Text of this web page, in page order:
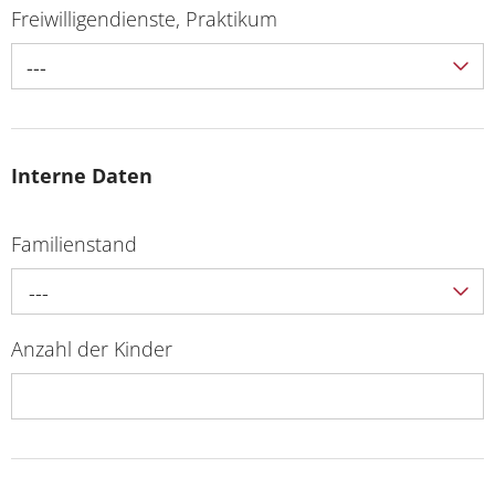
Freiwilligendienste, Praktikum
---
Interne Daten
Familienstand
---
Anzahl der Kinder